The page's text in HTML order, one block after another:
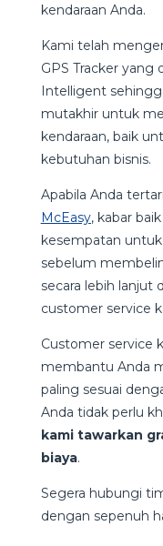
kendaraan Anda.
Kami telah
GPS Tracker yang
Intelligent
mutakhir untuk
kendaraan, baik
kebutuhan bisnis.
Apabila Anda
McEasy, kabar
kesempatan
sebelum
secara lebih lanjut
customer service
Customer service
membantu Anda
paling sesuai
Anda tidak perlu
kami tawarkan
biaya.
Segera hubungi
dengan sepenuh